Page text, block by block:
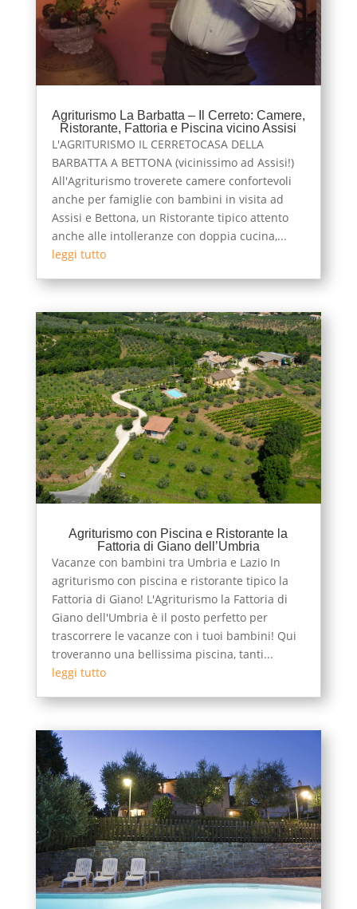
Agriturismo La Barbatta – Il Cerreto: Camere,
Ristorante, Fattoria e Piscina vicino Assisi
L'AGRITURISMO IL CERRETOCASA DELLA
BARBATTA A BETTONA (vicinissimo ad Assisi!)
All'Agriturismo troverete camere confortevoli
anche per famiglie con bambini in visita ad
Assisi e Bettona, un Ristorante tipico attento
anche alle intolleranze con doppia cucina,...
leggi tutto
Agriturismo con Piscina e Ristorante la
Fattoria di Giano dell’Umbria
Vacanze con bambini tra Umbria e Lazio In
agriturismo con piscina e ristorante tipico la
Fattoria di Giano! L'Agriturismo la Fattoria di
Giano dell'Umbria è il posto perfetto per
trascorrere le vacanze con i tuoi bambini! Qui
troveranno una bellissima piscina, tanti...
leggi tutto